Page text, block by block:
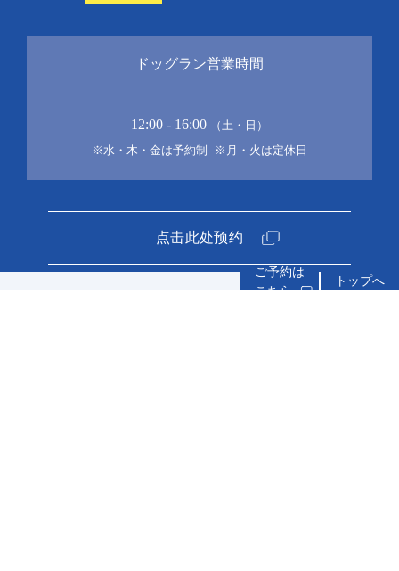
ドッグラン営業時間
12:00 - 16:00
（土・日）
※水・木・金は予約制
※月・火は定休日
点击此处预约
トップへ